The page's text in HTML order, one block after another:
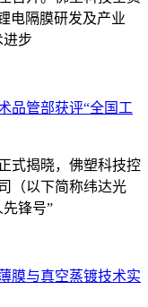
电隔膜研发及产业
进步
品管部获评“全国工
式揭晓，佛塑科技控
（以下简称纬达光
锋号”
膜与真空蒸镀技术实